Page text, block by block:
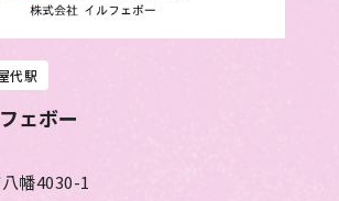
代駅
ェボー
幡4030-1